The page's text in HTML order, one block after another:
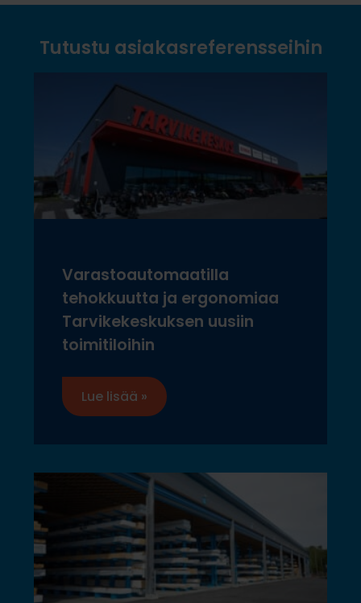
Tutustu asiakasreferensseihin
Varastoautomaatilla
tehokkuutta ja ergonomiaa
Tarvikekeskuksen uusiin
toimitiloihin
Lue lisää »